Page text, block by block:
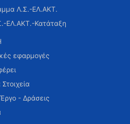
Λ.Σ.-ΕΛ.ΑΚΤ.
ΕΛ.ΑΚΤ.-Κατάταξη
εφαρμογές
- Δράσεις